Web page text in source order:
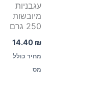
עגבניות
מיובשות
250 גרם
14.40 ₪
מחיר כולל
מס